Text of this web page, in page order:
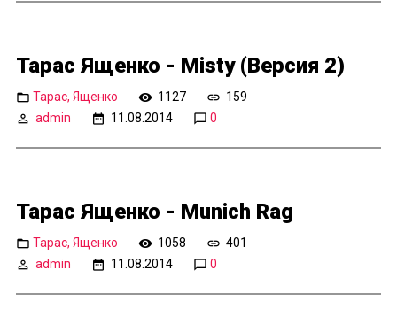
Тарас Ященко - Misty (Версия 2)
Тарас, Ященко 1127
159
admin
11.08.2014 0
Тарас Ященко - Munich Rag
Тарас, Ященко 1058
401
admin
11.08.2014 0